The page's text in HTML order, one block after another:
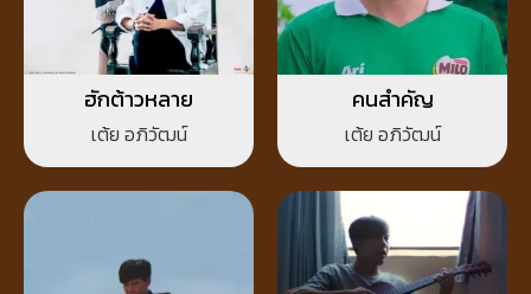
ฮักต้าวหลาย
เต้ย อภิวัฒน์
คนสำคัญ
เต้ย อภิวัฒน์